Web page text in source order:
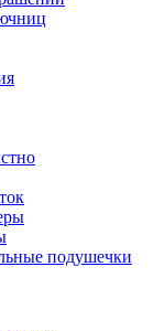
подушечки